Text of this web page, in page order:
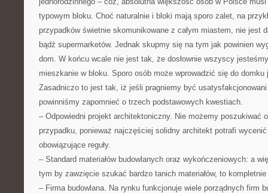
typowym bloku. Choć naturalnie i bloki mają sporo zalet, na
przypadków świetnie skomunikowane z całym miastem, nie jest
bądź supermarketów. Jednak skupmy się na tym jak powinien
dom. W końcu wcale nie jest tak, że dosłownie wszyscy
mieszkanie w bloku. Sporo osób może wprowadzić się do domku
Zasadniczo to jest tak, iż jeśli pragniemy być usatysfakcjonowani
powinniśmy zapomnieć o trzech podstawowych kwestiach.
– Odpowiedni projekt architektoniczny. Nie możemy poszukiwać
przypadku, ponieważ najczęściej solidny architekt potrafi wycenić
obowiązujące reguły.
– Standard materiałów budowlanych oraz wykończeniowych: a
tym by zawzięcie szukać bardzo tanich materiałów, to
– Firma budowlana. Na rynku funkcjonuje wiele porządnych firm